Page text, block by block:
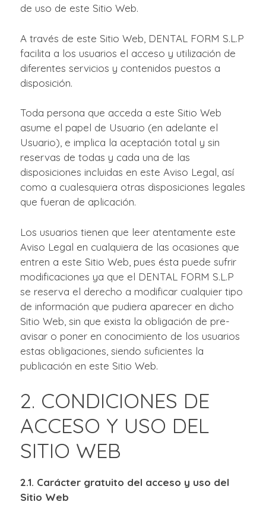
de uso de este Sitio Web.
A través de este Sitio Web, DENTAL FORM S.L.P
facilita a los usuarios el acceso y utilización de
diferentes servicios y contenidos puestos a
disposición.
Toda persona que acceda a este Sitio Web
asume el papel de Usuario (en adelante el
Usuario), e implica la aceptación total y sin
reservas de todas y cada una de las
disposiciones incluidas en este Aviso Legal, así
como a cualesquiera otras disposiciones legales
que fueran de aplicación.
Los usuarios tienen que leer atentamente este
Aviso Legal en cualquiera de las ocasiones que
entren a este Sitio Web, pues ésta puede sufrir
modificaciones ya que el DENTAL FORM S.L.P
se reserva el derecho a modificar cualquier tipo
de información que pudiera aparecer en dicho
Sitio Web, sin que exista la obligación de pre-
avisar o poner en conocimiento de los usuarios
estas obligaciones, siendo suficientes la
publicación en este Sitio Web.
2. CONDICIONES DE
ACCESO Y USO DEL
SITIO WEB
2.1. Carácter gratuito del acceso y uso del
Sitio Web